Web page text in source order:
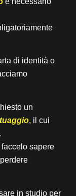
di identità o
un
, il cui
sapere
in studio per